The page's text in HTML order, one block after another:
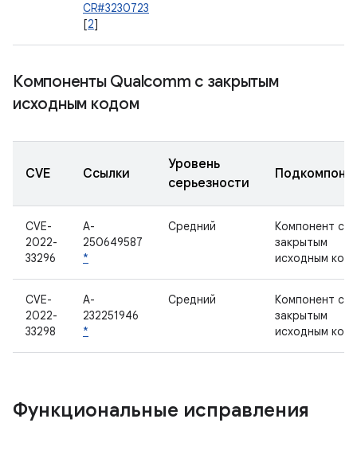
CR#3230723
[2]
Компоненты Qualcomm с закрытым
исходным кодом
CVE Ссылки
Уровень
серьезности
CVE-
2022-
33296
A-
250649587
*
Средний
Компонент с
закрытым
исходным
CVE-
2022-
33298
A-
232251946
*
Средний
Компонент с
закрытым
исходным
Функциональные исправления